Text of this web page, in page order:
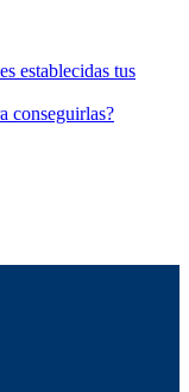
establecidas tus
conseguirlas?